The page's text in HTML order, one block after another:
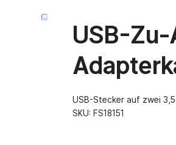
USB-
USB-Stecker auf zwei
SKU: FS18151